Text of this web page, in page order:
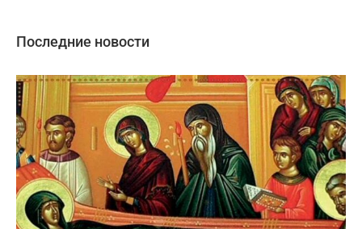
Последние новости